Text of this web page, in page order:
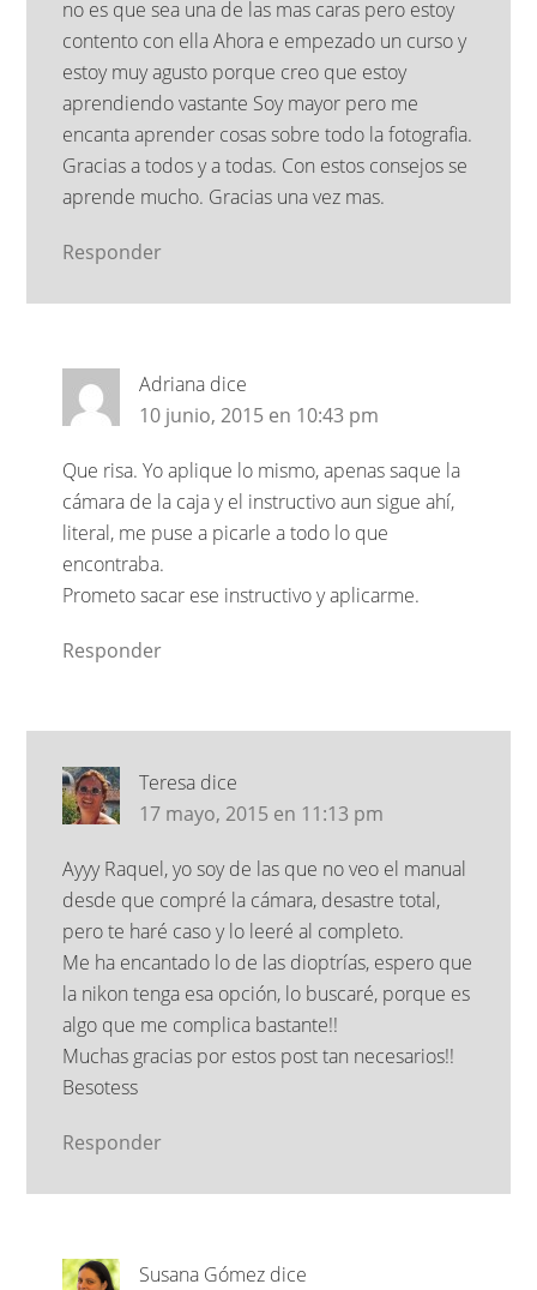
no es que sea una de las mas caras pero estoy
contento con ella Ahora e empezado un curso y
estoy muy agusto porque creo que estoy
aprendiendo vastante Soy mayor pero me
encanta aprender cosas sobre todo la fotografia.
Gracias a todos y a todas. Con estos consejos se
aprende mucho. Gracias una vez mas.
Responder
Adriana dice
10 junio, 2015 en 10:43 pm
Que risa. Yo aplique lo mismo, apenas saque la
cámara de la caja y el instructivo aun sigue ahí,
literal, me puse a picarle a todo lo que
encontraba.
Prometo sacar ese instructivo y aplicarme.
Responder
Teresa dice
17 mayo, 2015 en 11:13 pm
Ayyy Raquel, yo soy de las que no veo el manual
desde que compré la cámara, desastre total,
pero te haré caso y lo leeré al completo.
Me ha encantado lo de las dioptrías, espero que
la nikon tenga esa opción, lo buscaré, porque es
algo que me complica bastante!!
Muchas gracias por estos post tan necesarios!!
Besotess
Responder
Susana Gómez dice